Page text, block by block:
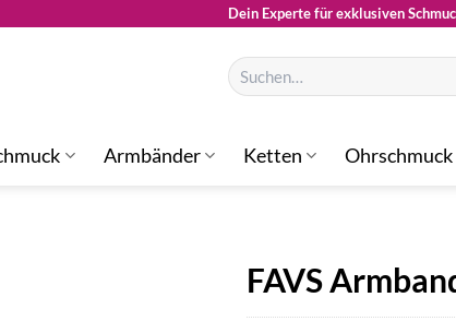
Dein Experte für exklusiven
Suchen
nach:
Armbänder Ketten Ohrschmuck
FAVS